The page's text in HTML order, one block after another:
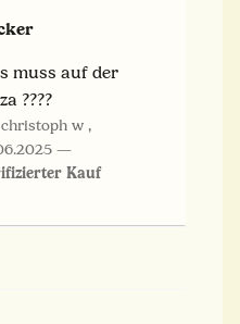
muss auf der
????
christoph w ,
Kauf